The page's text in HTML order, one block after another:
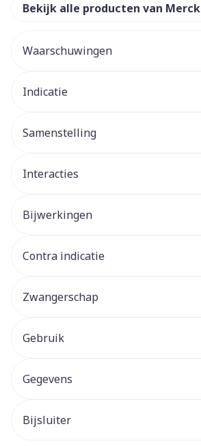
Bekijk alle producten van Merck
Waarschuwingen
Indicatie
Samenstelling
Interacties
Bijwerkingen
Contra indicatie
Zwangerschap
Gebruik
Gegevens
Bijsluiter